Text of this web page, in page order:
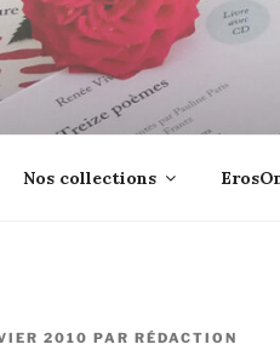
n’est-il pas une bouteille jetée
Nos collections
2010 PAR RÉDACTION